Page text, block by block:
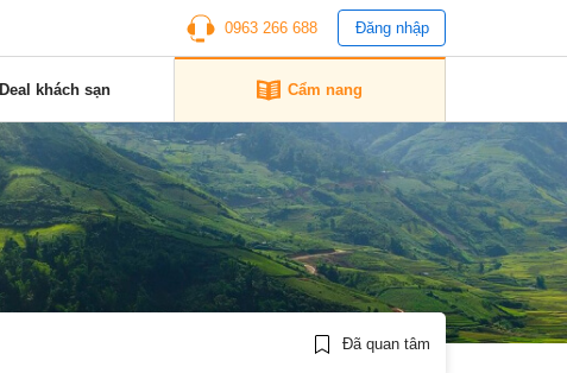
0963 266 688 Đăng nhập
Deal khách sạn Cẩm nang
Đã quan tâm